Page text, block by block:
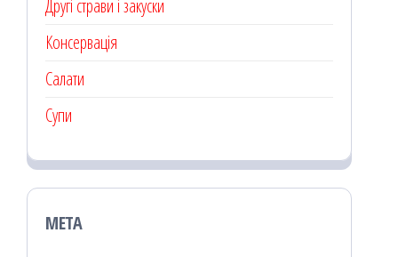
Другі страви і закуски
Консервація
Салати
Супи
МЕТА